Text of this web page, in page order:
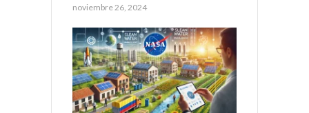
noviembre 26, 2024